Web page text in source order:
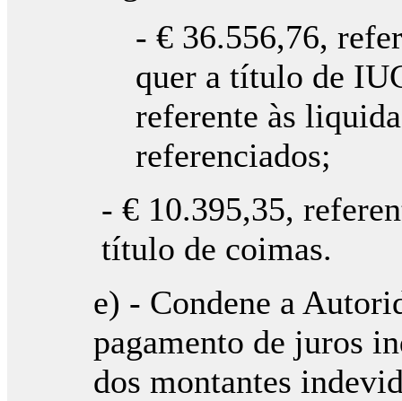
- € 36.556,76,
quer a título de
referente às
referenciados;
- € 10.395,35,
título de coimas.
e) - Condene a
pagamento de juros
dos montantes